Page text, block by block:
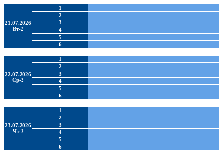
21.07.2026
Вт-2
1
2
3
4
5
6
22.07.2026
Ср-2
1
2
3
4
5
6
23.07.2026
Чт-2
1
2
3
4
5
6